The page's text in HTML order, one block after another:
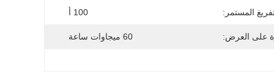
المستمر: 100 أ
على العرض: 60 ميجاوات ساعة